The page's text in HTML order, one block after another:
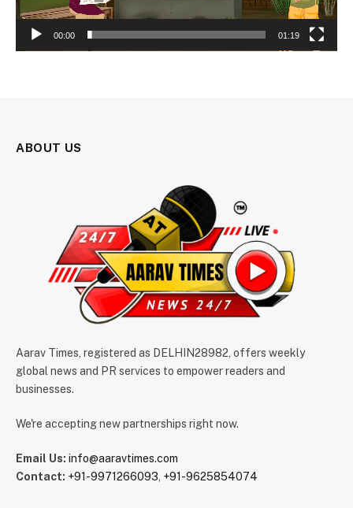
00:00 01:19
ABOUT US
Aarav Times, registered as DELHIN28982, offers weekly
global news and PR services to empower readers and
businesses.
We're accepting new partnerships right now.
Email Us: info@aaravtimes.com
Contact: +91-9971266093, +91-9625854074